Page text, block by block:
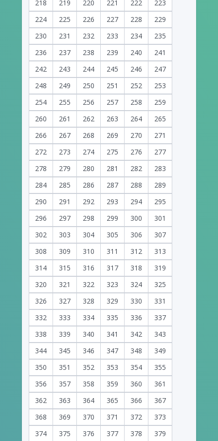
218
219 220 221 222
223
224
225 226 227 228
229
230
231 232 233 234
235
236
237 238 239 240
241
242
243 244 245 246
247
248
249 250 251 252
253
254
255 256 257 258
259
260
261 262 263 264
265
266
267 268 269 270
271
272
273 274 275 276
277
278
279 280 281 282
283
284
285 286 287 288
289
290
291 292 293 294
295
296
297 298 299 300
301
302
303 304 305 306
307
308
309 310 311 312
313
314
315 316 317 318
319
320
321 322 323 324
325
326
327 328 329 330
331
332
333 334 335 336
337
338
339 340 341 342
343
344
345 346 347 348
349
350
351 352 353 354
355
356
357 358 359 360
361
362
363 364 365 366
367
368
369 370 371 372
373
374
375 376 377 378 379